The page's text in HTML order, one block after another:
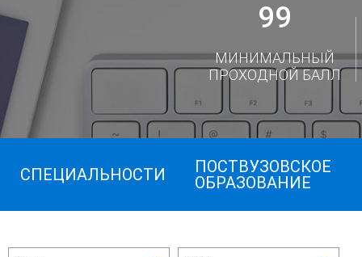
99
МИНИМАЛЬНЫЙ
ПРОХОДНОЙ БАЛЛ
СПЕЦИАЛЬНОСТИ
ПОСТВУЗОВСКОЕ
ОБРАЗОВАНИЕ